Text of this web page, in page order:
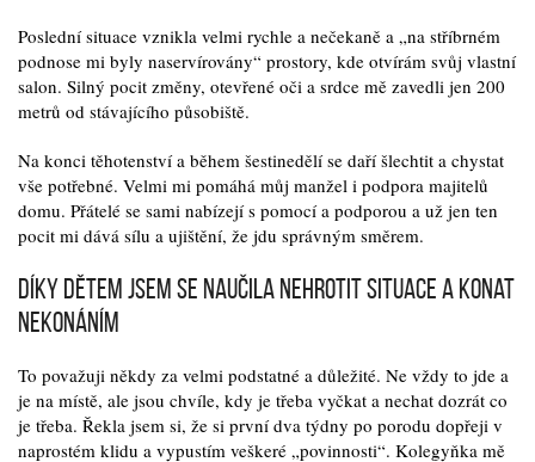
Poslední situace vznikla velmi rychle a nečekaně a „na stříbrném
podnose mi byly naservírovány“ prostory, kde otvírám svůj vlastní
salon. Silný pocit změny, otevřené oči a srdce mě zavedli jen 200
metrů od stávajícího působiště.
Na konci těhotenství a během šestinedělí se daří šlechtit a chystat
vše potřebné. Velmi mi pomáhá můj manžel i podpora majitelů
domu. Přátelé se sami nabízejí s pomocí a podporou a už jen ten
pocit mi dává sílu a ujištění, že jdu správným směrem.
Díky dětem jsem se naučila nehrotit situace a konat
nekonáním
To považuji někdy za velmi podstatné a důležité. Ne vždy to jde a
je na místě, ale jsou chvíle, kdy je třeba vyčkat a nechat dozrát co
je třeba. Řekla jsem si, že si první dva týdny po porodu dopřeji v
naprostém klidu a vypustím veškeré „povinnosti“. Kolegyňka mě